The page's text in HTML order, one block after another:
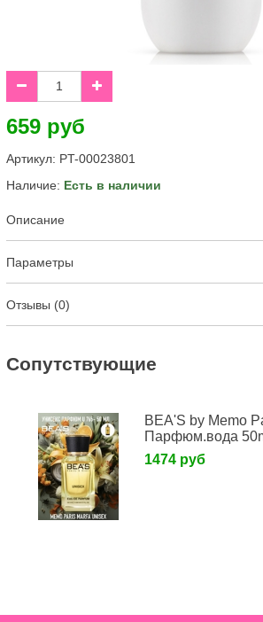
659 руб
Артикул: PT-00023801
Наличие: Есть в наличии
Описание
Параметры
Отзывы (0)
Cопутствующие
BEA'S by Memo
Парфюм.вода
1474 руб